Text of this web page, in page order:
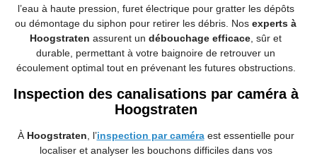
l’eau à haute pression, furet électrique pour gratter les dépôts
ou démontage du siphon pour retirer les débris. Nos experts à
Hoogstraten assurent un débouchage efficace , sûr et
durable, permettant à votre baignoire de retrouver un
écoulement optimal tout en prévenant les futures obstructions.
Inspection des canalisations par caméra à
Hoogstraten
À Hoogstraten , l’inspection par caméraest essentielle pour
localiser et analyser les bouchons difficiles dans vos